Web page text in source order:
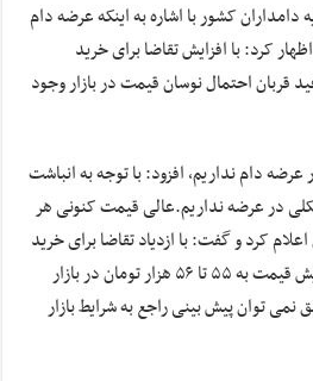
کشور با اشاره به اینکه عرضه دام
کرد: با افزایش تقاضا برای خرید
قربان احتمال نوسان قیمت در بازار وجود
عرضه دام نداریم، افزود: با توجه به انباشت
در عرضه نداریم.عالی قیمت کنونی هر
۵۲ هزار تومان اعلام کرد و گفت: با ازدیاد تقاضا برای خرید
دام در ایام محرم احتمال افزایش قیمت به ۵۵ تا ۵۶ هزار تومان در بازار
توان پیش بینی راجع به شرایط بازار